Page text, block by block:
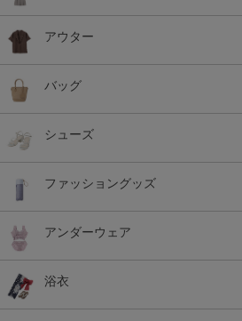
アウター
バッグ
シューズ
ファッショングッズ
アンダーウェア
浴衣